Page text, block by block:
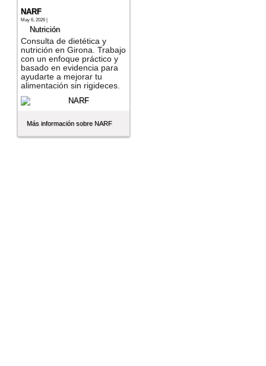
NARF
May 6, 2026 |
Nutrición
Consulta de dietética y
nutrición en Girona. Trabajo
con un enfoque práctico y
basado en evidencia para
ayudarte a mejorar tu
alimentación sin rigideces.
Más información sobre NARF